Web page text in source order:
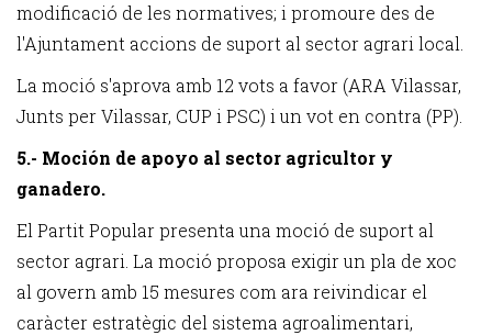
modificació de les normatives; i promoure des de
l'Ajuntament accions de suport al sector agrari local.
La moció s'aprova amb 12 vots a favor (ARA Vilassar,
Junts per Vilassar, CUP i PSC) i un vot en contra (PP).
5.- Moción de apoyo al sector agricultor y
ganadero.
El Partit Popular presenta una moció de suport al
sector agrari. La moció proposa exigir un pla de xoc
al govern amb 15 mesures com ara reivindicar el
caràcter estratègic del sistema agroalimentari,